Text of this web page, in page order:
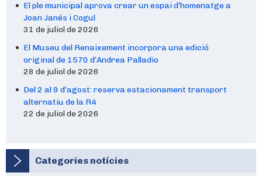
El ple municipal aprova crear un espai d’homenatge a
Joan Janés i Cogul
31 de juliol de 2026
El Museu del Renaixement incorpora una edició
original de 1570 d’Andrea Palladio
28 de juliol de 2026
Del 2 al 9 d’agost: reserva estacionament transport
alternatiu de la R4
22 de juliol de 2026
Categories notícies